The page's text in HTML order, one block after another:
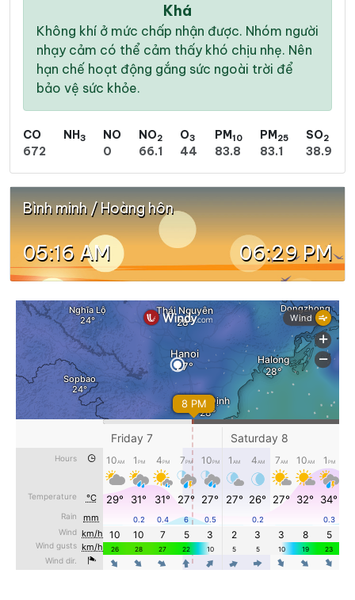
Khá
Không khí ở mức chấp nhận được. Nhóm người
nhạy cảm có thể cảm thấy khó chịu nhẹ. Nên
hạn chế hoạt động gắng sức ngoài trời để
bảo vệ sức khỏe.
CO
672
NH3
NO
0
NO2
66.1
O3
44
PM10
83.8
PM25
83.1
SO2
38.9
Bình minh / Hoàng hôn
05:16 AM 06:29 PM